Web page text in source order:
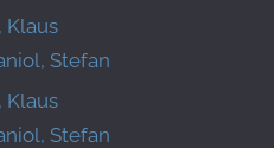
Klaus
Stefan
Klaus
Stefan